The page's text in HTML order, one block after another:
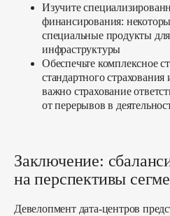
Изучите
финансирования:
специальные продукты
инфраструктуры
Обеспечьте комплексное
стандартного
важно страхование
от перерывов в
Заключение:
на перспективы
Девелопмент дата-центров